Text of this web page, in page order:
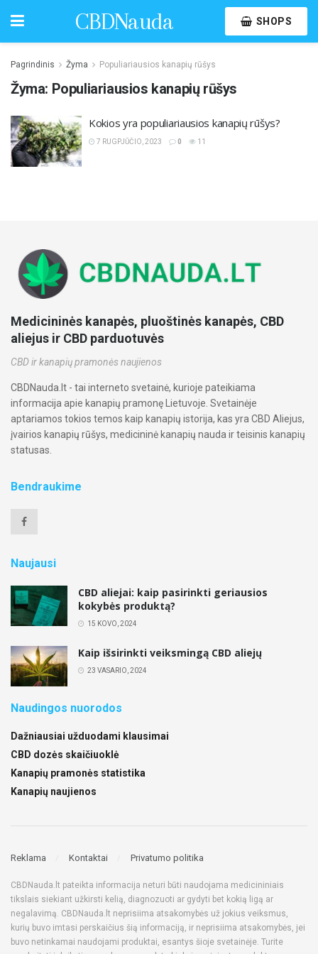
CBDNauda SHOPS
Pagrindinis Žyma Populiariausios kanapių rūšys
Žyma: Populiariausios kanapių rūšys
Kokios yra populiariausios kanapių rūšys?
7 RUGPJŪČIO, 2023 0 11
Medicininės kanapės, pluoštinės kanapės, CBD
aliejus ir CBD parduotuvės
CBD ir kanapių pramonės naujienos
CBDNauda.lt - tai interneto svetainė, kurioje pateikiama
informacija apie kanapių pramonę Lietuvoje. Svetainėje
aptariamos tokios temos kaip kanapių istorija, kas yra CBD Aliejus,
įvairios kanapių rūšys, medicininė kanapių nauda ir teisinis kanapių
statusas.
Bendraukime
Naujausi
CBD aliejai: kaip pasirinkti geriausios
kokybės produktą?
15 KOVO, 2024
Kaip išsirinkti veiksmingą CBD aliejų
23 VASARIO, 2024
Naudingos nuorodos
Dažniausiai užduodami klausimai
CBD dozės skaičiuoklė
Kanapių pramonės statistika
Kanapių naujienos
Reklama Kontaktai Privatumo politika
CBDNauda.lt pateikta informacija neturi būti naudojama medicininiais
tikslais siekiant užkirsti kelią, diagnozuoti ar gydyti bet kokią ligą ar
negalavimą. CBDNauda.lt neprisiima atsakomybės už jokius veiksmus,
kurių buvo imtasi perskaičius šią informaciją, ir neprisiima atsakomybės, jei
buvo netinkamai naudojami produktai, esantys šioje svetainėje. Turite